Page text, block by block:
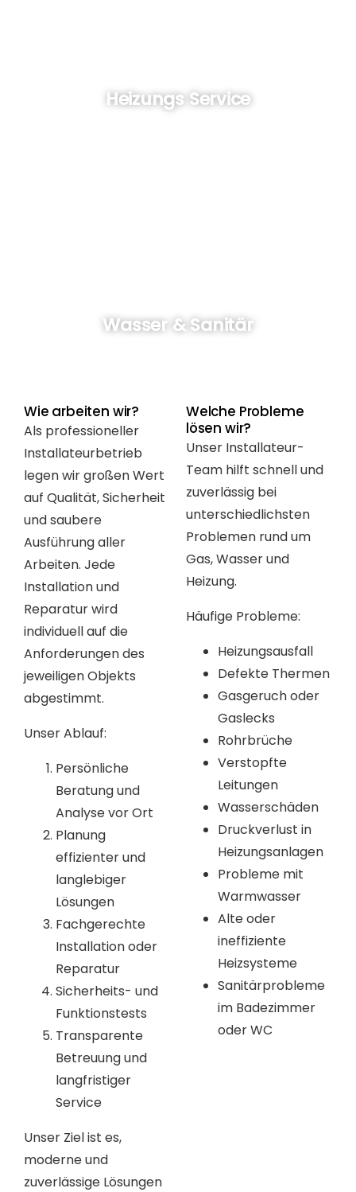
Heizungs Service
Wasser & Sanitär
Wie arbeiten wir?
Als professioneller
Installateurbetrieb
legen wir großen Wert
auf Qualität, Sicherheit
und saubere
Ausführung aller
Arbeiten. Jede
Installation und
Reparatur wird
individuell auf die
Anforderungen des
jeweiligen Objekts
abgestimmt.
Unser Ablauf:
Persönliche
Beratung und
Analyse vor Ort
Planung
effizienter und
langlebiger
Lösungen
Fachgerechte
Installation oder
Reparatur
Sicherheits- und
Funktionstests
Transparente
Betreuung und
langfristiger
Service
Unser Ziel ist es,
moderne und
zuverlässige Lösungen
Welche Probleme
lösen wir?
Unser Installateur-
Team hilft schnell und
zuverlässig bei
unterschiedlichsten
Problemen rund um
Gas, Wasser und
Heizung.
Häufige Probleme:
Heizungsausfall
Defekte Thermen
Gasgeruch oder
Gaslecks
Rohrbrüche
Verstopfte
Leitungen
Wasserschäden
Druckverlust in
Heizungsanlagen
Probleme mit
Warmwasser
Alte oder
ineffiziente
Heizsysteme
Sanitärprobleme
im Badezimmer
oder WC